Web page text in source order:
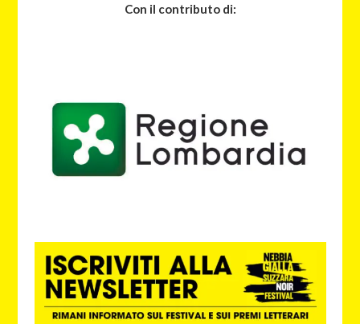
Con il contributo di: